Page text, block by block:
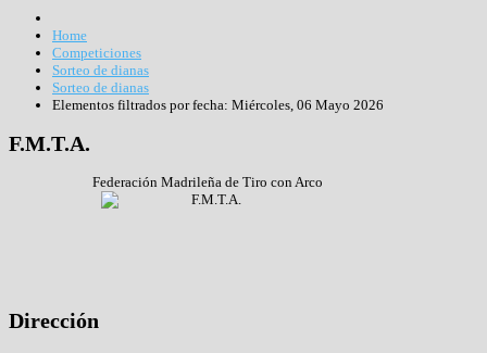
Home
Competiciones
Sorteo de dianas
Sorteo de dianas
Elementos filtrados por fecha: Miércoles, 06 Mayo 2026
F.M.T.A.
Federación Madrileña de Tiro con Arco
Dirección